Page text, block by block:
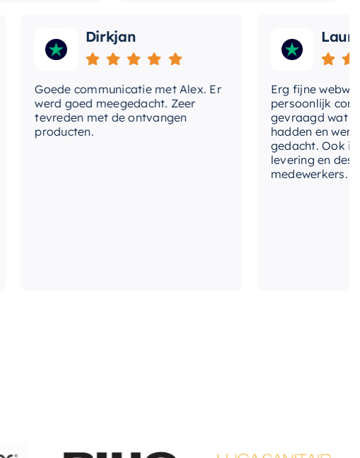
Dirkjan
Goede communicatie met Alex. Er
werd goed meegedacht. Zeer
tevreden met de ontvangen
producten.
Laura
Erg fijne webwinkel,
persoonlijk contact
gevraagd wat we
hadden en werd met
gedacht. Ook in de
levering en
medewerkers. Wij